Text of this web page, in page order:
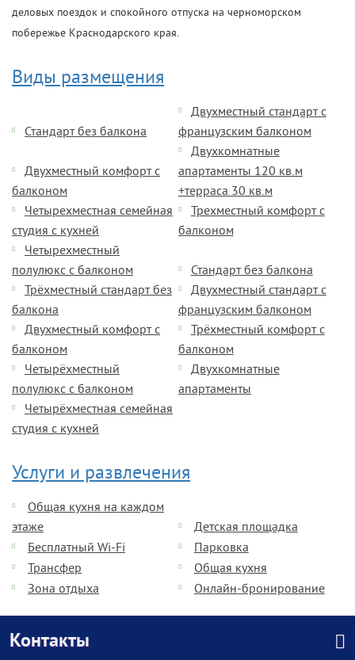
деловых поездок и спокойного отпуска на черноморском
побережье Краснодарского края.
Виды размещения
Стандарт без балкона
Двухместный стандарт с
французским балконом
Двухместный комфорт с
балконом
Двухкомнатные
апартаменты 120 кв.м
+терраса 30 кв.м
Четырехместная семейная
студия с кухней
Трехместный комфорт с
балконом
Четырехместный
полулюкс с балконом
Стандарт без балкона
Трёхместный стандарт без
балкона
Двухместный стандарт с
французским балконом
Двухместный комфорт с
балконом
Трёхместный комфорт с
балконом
Четырёхместный
полулюкс с балконом
Двухкомнатные
апартаменты
Четырёхместная семейная
студия с кухней
Услуги и развлечения
Общая кухня на каждом
этаже
Детская площадка
Бесплатный Wi-Fi
Парковка
Трансфер
Общая кухня
Зона отдыха
Онлайн-бронирование
Контакты